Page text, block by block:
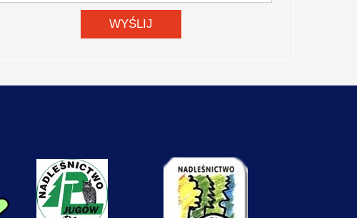
Zdrowy kręgosłup Wolibórz
WYŚLIJ